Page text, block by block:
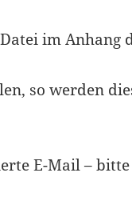
im Anhang
so werden
E-Mail –